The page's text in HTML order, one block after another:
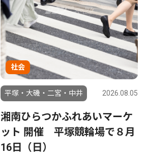
社会
平塚・大磯・二宮・中井 2026.08.05
湘南ひらつかふれあいマーケ
ット 開催 平塚競輪場で８月
16日（日）